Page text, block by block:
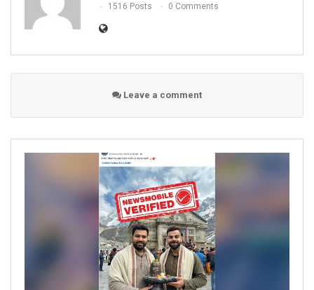
1516 Posts 0 Comments
Leave a comment